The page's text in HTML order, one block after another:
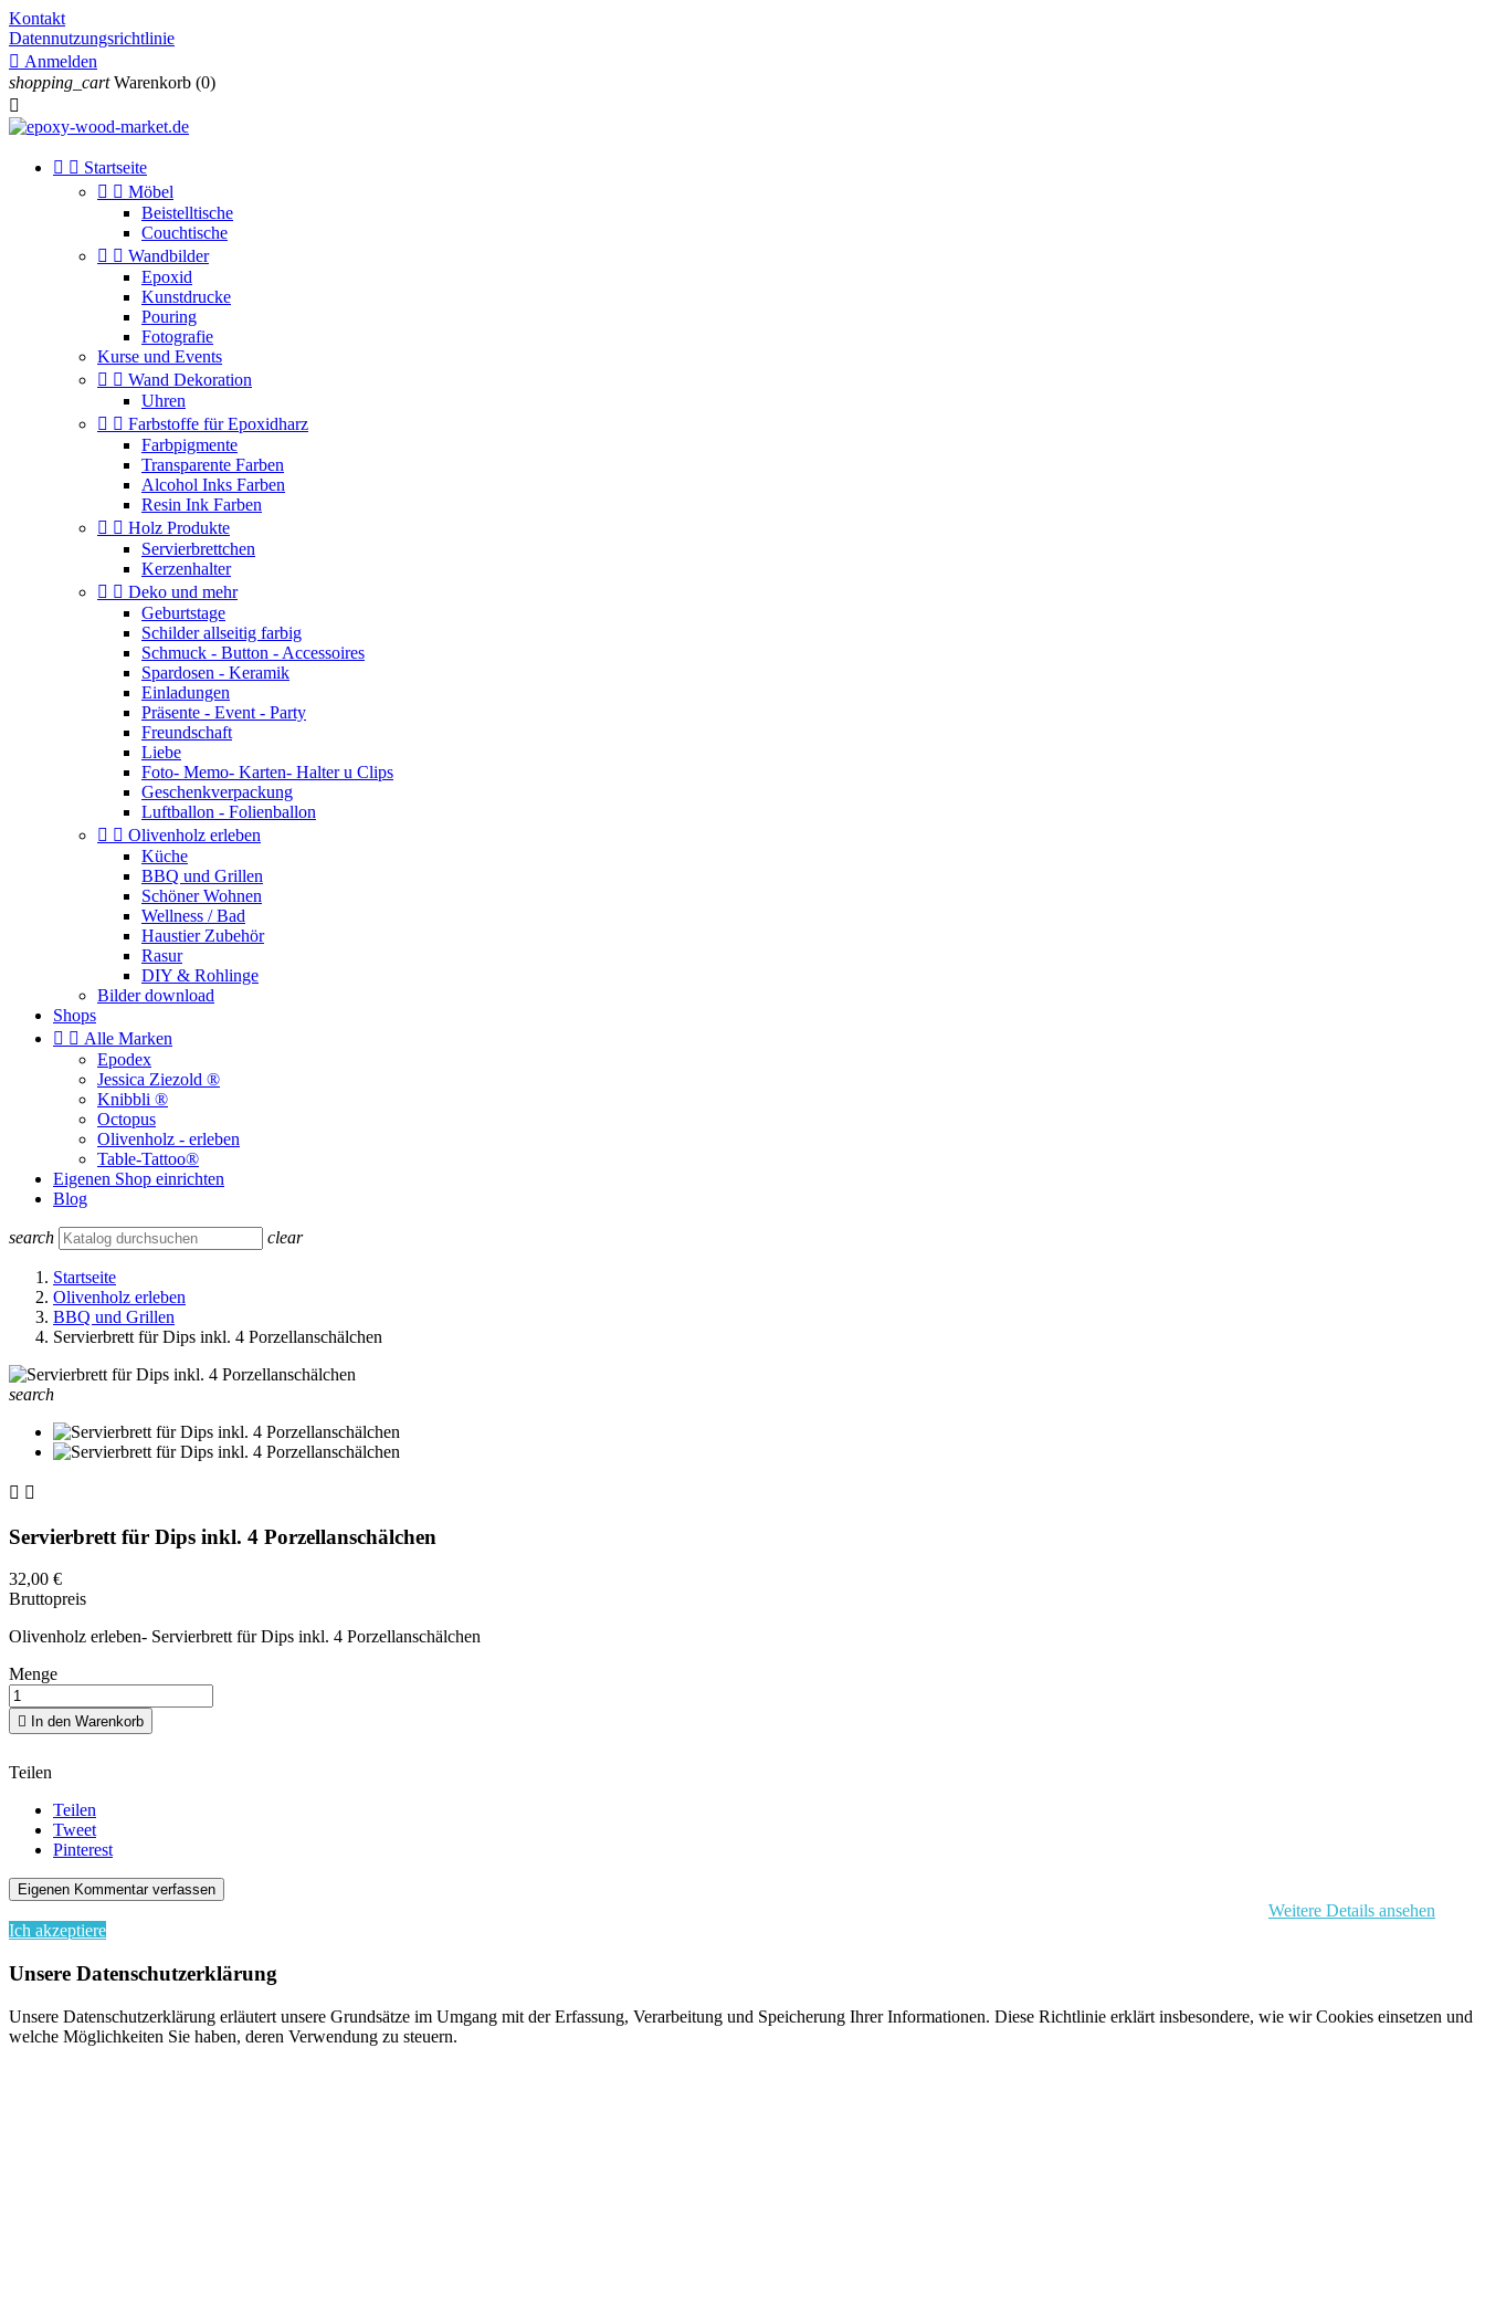
Kontakt
Datennutzungsrichtlinie
 Anmelden
shopping_cart Warenkorb (0)

  Startseite
  Möbel
Beistelltische
Couchtische
  Wandbilder
Epoxid
Kunstdrucke
Pouring
Fotografie
Kurse und Events
  Wand Dekoration
Uhren
  Farbstoffe für Epoxidharz
Farbpigmente
Transparente Farben
Alcohol Inks Farben
Resin Ink Farben
  Holz Produkte
Servierbrettchen
Kerzenhalter
  Deko und mehr
Geburtstage
Schilder allseitig farbig
Schmuck - Button - Accessoires
Spardosen - Keramik
Einladungen
Präsente - Event - Party
Freundschaft
Liebe
Foto- Memo- Karten- Halter u Clips
Geschenkverpackung
Luftballon - Folienballon
  Olivenholz erleben
Küche
BBQ und Grillen
Schöner Wohnen
Wellness / Bad
Haustier Zubehör
Rasur
DIY & Rohlinge
Bilder download
Shops
  Alle Marken
Epodex
Jessica Ziezold ®
Knibbli ®
Octopus
Olivenholz - erleben
Table-Tattoo®
Eigenen Shop einrichten
Blog
search clear
Startseite
Olivenholz erleben
BBQ und Grillen
Servierbrett für Dips inkl. 4 Porzellanschälchen
search
 
Servierbrett für Dips inkl. 4 Porzellanschälchen
32,00 €
Bruttopreis
Olivenholz erleben- Servierbrett für Dips inkl. 4 Porzellanschälchen
Menge
 In den Warenkorb
Teilen
Teilen
Tweet
Pinterest
Eigenen Kommentar verfassen
Weitere Details ansehen
Ich akzeptiere
Unsere Datenschutzerklärung
Unsere Datenschutzerklärung erläutert unsere Grundsätze im Umgang mit der Erfassung, Verarbeitung und Speicherung Ihrer Informationen. Diese Richtlinie erklärt insbesondere, wie wir Cookies einsetzen und
welche Möglichkeiten Sie haben, deren Verwendung zu steuern.